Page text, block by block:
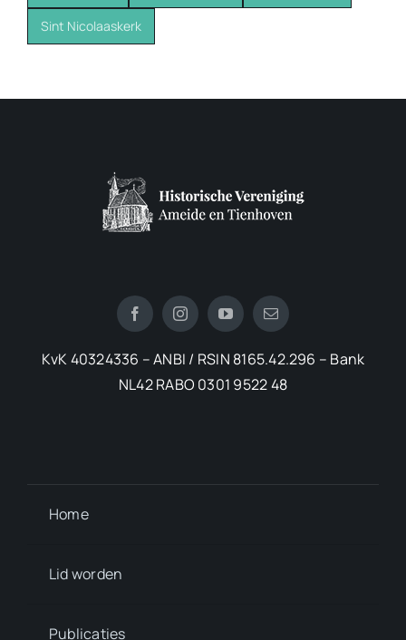
Sint Nicolaaskerk
KvK 40324336 – ANBI / RSIN 8165.42.296 – Bank
NL42 RABO 0301 9522 48
Home
Lid worden
Publicaties